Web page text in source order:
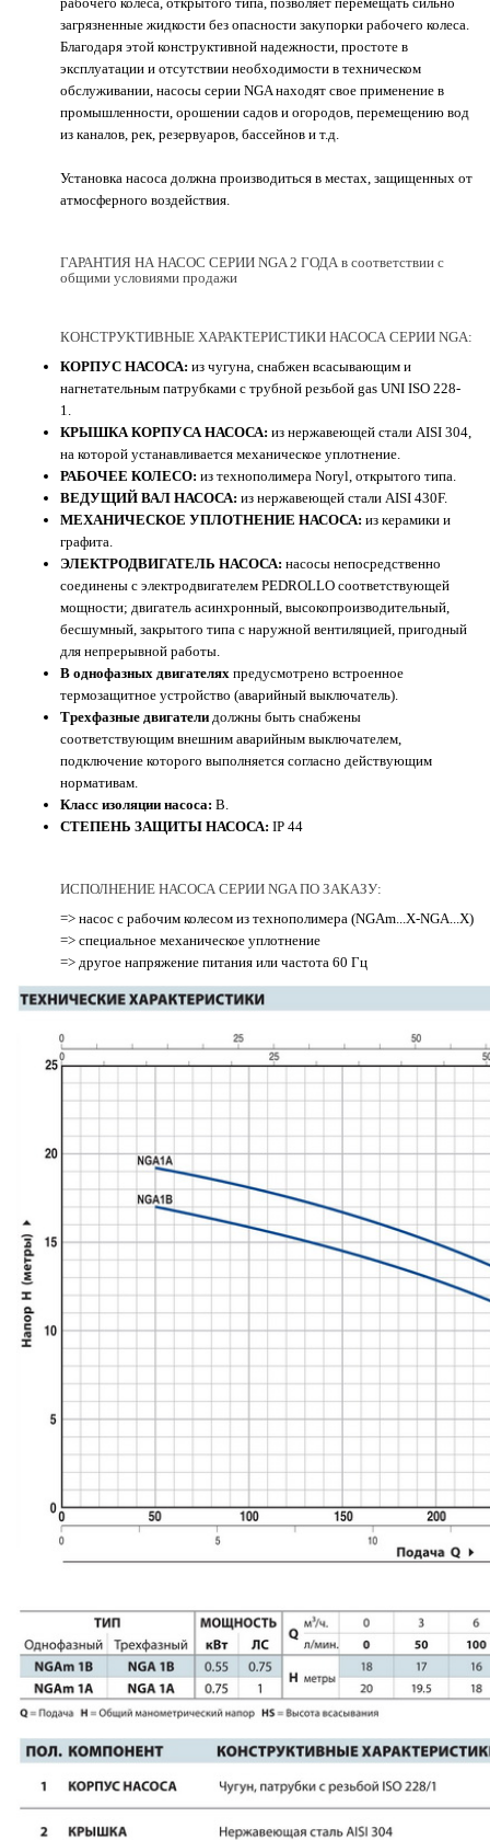
загрязненные жидкости без опасности закупорки рабочего колеса.
Благодаря этой конструктивной надежности, простоте в
эксплуатации и отсутствии необходимости в техническом
обслуживании, насосы серии NGA находят свое применение в
промышленности, орошении садов и огородов, перемещению вод
из каналов, рек, резервуаров, бассейнов и т.д.
Установка насоса должна производиться в местах, защищенных от
атмосферного воздействия.
ГАРАНТИЯ НА НАСОС СЕРИИ NGA 2 ГОДА в соответствии с
общими условиями продажи
КОНСТРУКТИВНЫЕ ХАРАКТЕРИСТИКИ НАСОСА СЕРИИ NGA:
КОРПУС НАСОСА: из чугуна, снабжен всасывающим и
нагнетательным патрубками с трубной резьбой gas UNI ISO 228-
1.
КРЫШКА КОРПУСА НАСОСА: из нержавеющей стали AISI 304,
на которой устанавливается механическое уплотнение.
РАБОЧЕЕ КОЛЕСО: из технополимера Noryl, открытого типа.
ВЕДУЩИЙ ВАЛ НАСОСА: из нержавеющей стали AISI 430F.
МЕХАНИЧЕСКОЕ УПЛОТНЕНИЕ НАСОСА: из керамики и
графита.
ЭЛЕКТРОДВИГАТЕЛЬ НАСОСА: насосы непосредственно
соединены с электродвигателем PEDROLLO соответствующей
мощности; двигатель асинхронный, высокопроизводительный,
бесшумный, закрытого типа с наружной вентиляцией, пригодный
для непрерывной работы.
В однофазных двигателях предусмотрено встроенное
термозащитное устройство (аварийный выключатель).
Трехфазные двигатели должны быть снабжены
соответствующим внешним аварийным выключателем,
подключение которого выполняется согласно действующим
нормативам.
Класс изоляции насоса: В.
СТЕПЕНЬ ЗАЩИТЫ НАСОСА: IP 44
ИСПОЛНЕНИЕ НАСОСА СЕРИИ NGA ПО ЗАКАЗУ:
=> насос с рабочим колесом из технополимера (NGAm...X-NGA...X)
=> специальное механическое уплотнение
=> другое напряжение питания или частота 60 Гц